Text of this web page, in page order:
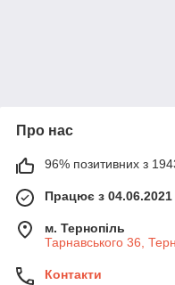
Про нас
96% позитивних з 1943
Працює з 04.06.2021
м. Тернопіль
Тарнавського 36,
Контакти